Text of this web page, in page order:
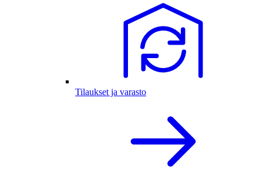
Tilaukset ja varasto